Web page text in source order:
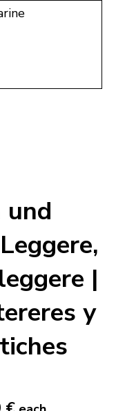
und
|
y